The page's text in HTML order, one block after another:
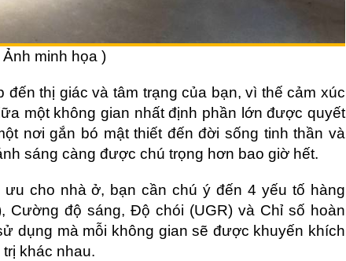
Ảnh minh họa )
thị giác và tâm trạng của bạn, vì thế cảm xúc
một không gian nhất định phần lớn được quyết
nơi gắn bó mật thiết đến đời sống tinh thần và
sáng càng được chú trọng hơn bao giờ hết.
cho nhà ở, bạn cần chú ý đến 4 yếu tố hàng
Cường độ sáng, Độ chói (UGR) và Chỉ số hoàn
dụng mà mỗi không gian sẽ được khuyến khích
khác nhau.